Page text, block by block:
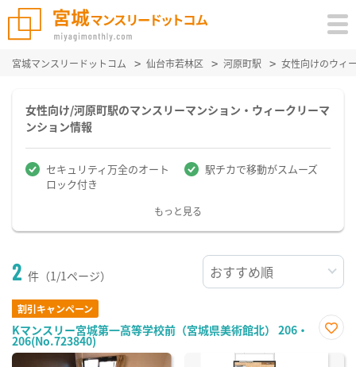
宮城マンスリードットコム 仙台市若林区 河原町駅 女性向けのウィ
女性向け/河原町駅のマンスリーマンション・ウィークリーマ
ンション情報
セキュリティ万全のオート
ロック付き
駅チカで移動がスムーズ
もっと見る
2 件（1/1ページ）
割引キャンペーン
Kマンスリー宮城第一高等学校前（宮城県美術館北） 206・
206(No.723840)
に入